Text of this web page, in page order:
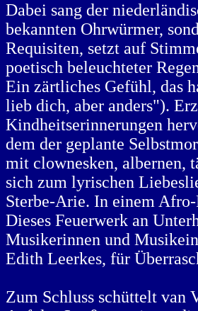
Dabei sang der
bekannten Ohrwürmer,
Requisiten, setzt auf
poetisch beleuchteter
Ein zärtliches Gefühl, das
lieb dich, aber anders").
Kindheitserinnerungen
dem der geplante
mit clownesken, albernen,
sich zum lyrischen
Sterbe-Arie. In einem
Dieses Feuerwerk an
Musikerinnen und
Edith Leerkes, für
Zum Schluss schüttelt van